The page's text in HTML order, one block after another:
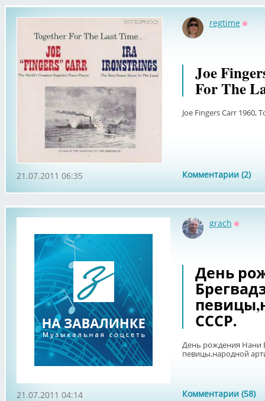
regtime
Joe
For The
Joe Fingers Carr 1960,
Комментарии (2)
21.07.2011 06:35
grach
День
СССР.
День рождения Нани
певицы,народной
Комментарии (58)
21.07.2011 04:14